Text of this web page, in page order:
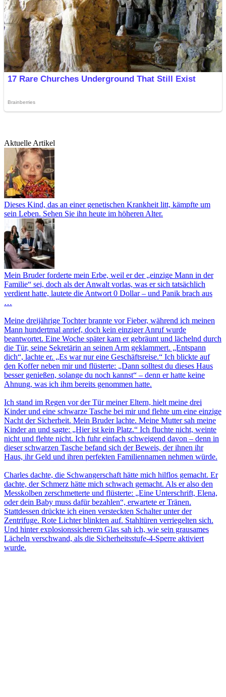
Aktuelle Artikel
Dieses Kind, das an einer genetischen Krankheit litt, kämpfte um
sein Leben. Sehen Sie ihn heute im höheren Alter.
Mein Bruder forderte mein Erbe, weil er der „einzige Mann in der
Familie“ sei, doch als der Anwalt vorlas, was er sich tatsächlich
verdient hatte, lautete die Antwort 0 Dollar – und Panik brach aus
…
Meine dreijährige Tochter brannte vor Fieber, während ich meinen
Mann hundertmal anrief, doch kein einziger Anruf wurde
beantwortet. Eine Woche später kam er gebräunt und lächelnd durch
die Tür, seine Sekretärin an seinen Arm geklammert. „Entspann
dich“, lachte er. „Es war nur eine Geschäftsreise.“ Ich blickte auf
den Koffer neben mir und flüsterte: „Dann solltest du dieses Haus
besser genießen, solange du noch kannst“ – denn er hatte keine
Ahnung, was ich ihm bereits genommen hatte.
Ich stand im Regen vor der Tür meiner Eltern, hielt meine drei
Kinder und eine schwarze Tasche bei mir und flehte um eine einzige
Nacht der Sicherheit. Mein Bruder lachte. Meine Mutter sah meine
Kinder an und sagte: „Hier ist kein Platz.“ Ich fluchte nicht, weinte
nicht und flehte nicht. Ich fuhr einfach schweigend davon – denn in
dieser schwarzen Tasche befand sich der Beweis, der ihnen ihr
Haus, ihr Geld und ihren perfekten Familiennamen nehmen würde.
Charles dachte, die Schwangerschaft hätte mich hilflos gemacht. Er
dachte, der Schmerz hätte mich schwach gemacht. Als er also den
Messkolben zerschmetterte und flüsterte: „Eine Unterschrift, Elena,
oder dein Baby muss dafür bezahlen“, erwartete er Tränen.
Stattdessen drückte ich einen versteckten Schalter unter der
Zentrifuge. Rote Lichter blinkten auf. Stahltüren verriegelten sich.
Und hinter explosionssicherem Glas sah ich, wie sein grausames
Lächeln verschwand, als die Sicherheitsstufe-4-Sperre aktiviert
wurde.